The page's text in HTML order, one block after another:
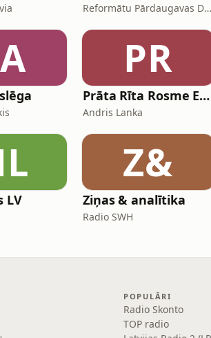
Reformātu Pārdaugavas Draudze
PR
Prāta Rīta Rosme Espresso
Andris Lanka
LV
Z&
Ziņas & analītika
Radio SWH
POPULĀRI
Radio Skonto
TOP radio